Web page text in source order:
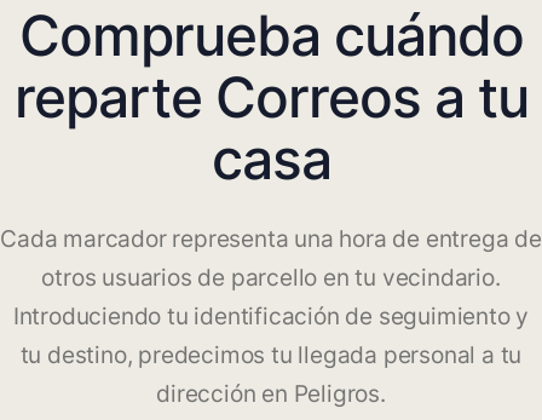
Comprueba cuándo
reparte Correos a tu
casa
Cada marcador representa una hora de entrega de
otros usuarios de parcello en tu vecindario.
Introduciendo tu identificación de seguimiento y
tu destino, predecimos tu llegada personal a tu
dirección en Peligros.